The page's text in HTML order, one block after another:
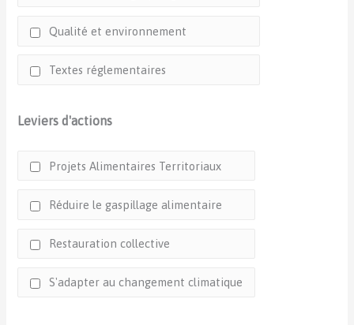
Qualité et environnement
Textes réglementaires
Leviers d'actions
Projets Alimentaires Territoriaux
Réduire le gaspillage alimentaire
Restauration collective
S'adapter au changement climatique